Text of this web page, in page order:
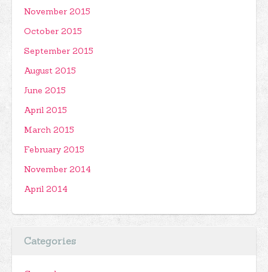
November 2015
October 2015
September 2015
August 2015
June 2015
April 2015
March 2015
February 2015
November 2014
April 2014
Categories